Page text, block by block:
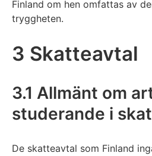
Finland om hen omfattas av
tryggheten.
3 Skatteavtal
3.1 Allmänt om
studerande i
De skatteavtal som Finland